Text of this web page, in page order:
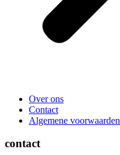
Over ons
Contact
Algemene voorwaarden
contact